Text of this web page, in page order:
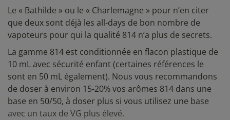
Le « Bathilde » ou le « Charlemagne » pour n’en citer
que deux sont déjà les all-days de bon nombre de
vapoteurs pour qui la qualité 814 n’a plus de secrets.
La gamme 814 est conditionnée en flacon plastique de
10 mL avec sécurité enfant (certaines références le
sont en 50 mL également). Nous vous recommandons
de doser à environ 15-20% vos arômes 814 dans une
base en 50/50, à doser plus si vous utilisez une base
avec un taux de VG plus élevé.